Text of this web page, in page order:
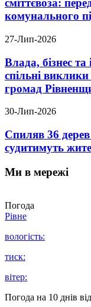
сміттєвоза:
комунального
27-Лип-2026
Влада, бізнес та
спільні
громад
30-Лип-2026
Спиляв 36
судитимуть
Ми в мережі
Погода
Рівне
вологість:
тиск:
вітер:
Погода на 10 днів від